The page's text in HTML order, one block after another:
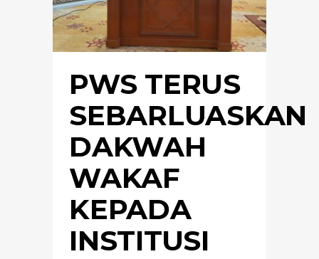
PWS TERUS
SEBARLUASKAN
DAKWAH
WAKAF
KEPADA
INSTITUSI